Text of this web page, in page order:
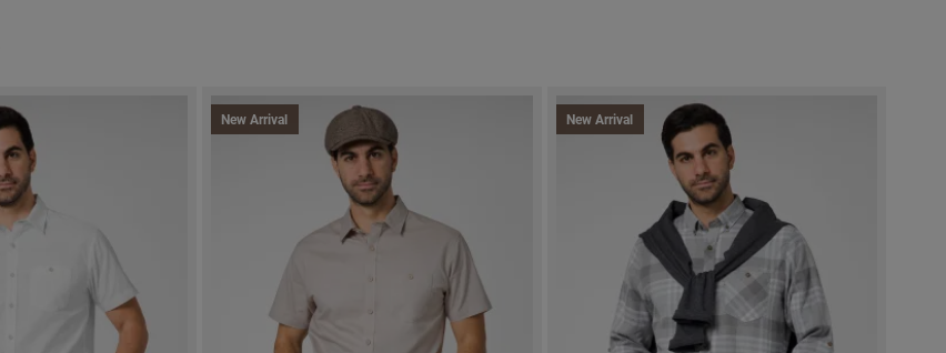
New Arrival New Arrival